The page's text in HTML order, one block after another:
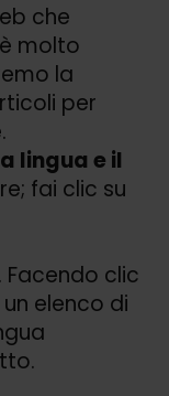
che
molto
la
per
lingua e il
fai clic su
clic
elenco di